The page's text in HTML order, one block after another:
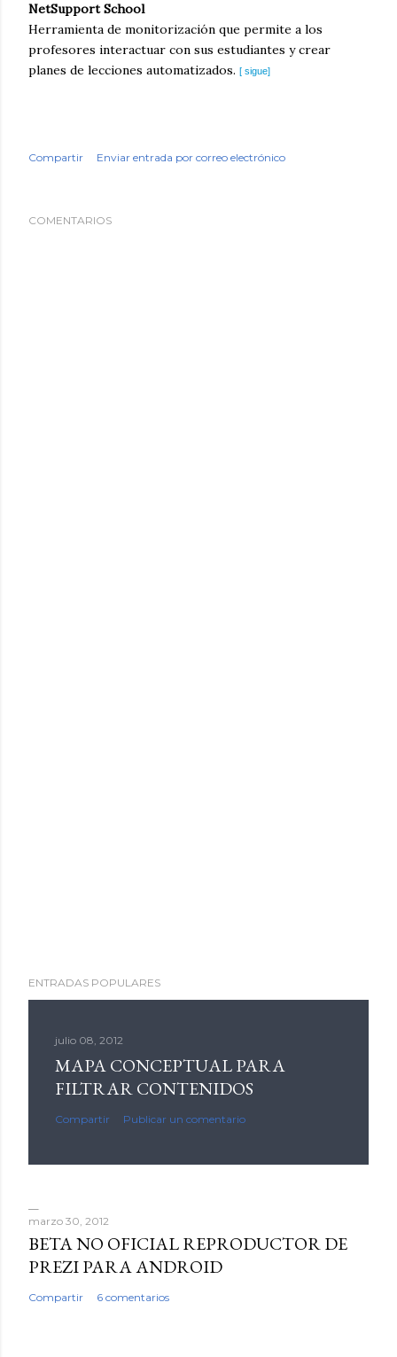
NetSupport School
Herramienta de monitorización que permite a los
profesores interactuar con sus estudiantes y crear
planes de lecciones automatizados. [ sigue]
Compartir Enviar entrada por correo electrónico
COMENTARIOS
ENTRADAS POPULARES
julio 08, 2012
MAPA CONCEPTUAL PARA
FILTRAR CONTENIDOS
Compartir Publicar un comentario
marzo 30, 2012
BETA NO OFICIAL REPRODUCTOR DE
PREZI PARA ANDROID
Compartir 6 comentarios